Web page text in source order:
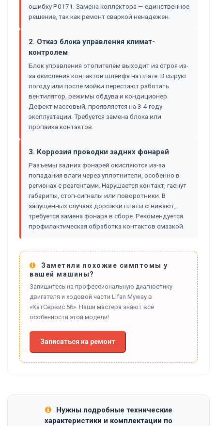
ошибку P0171. Замена коллектора — единственное
решение, так как ремонт сваркой ненадежен.
2. Отказ блока управления климат-
контролем
Блок управления отопителем выходит из строя из-
за окисления контактов шлейфа на плате. В сырую
погоду или после мойки перестают работать
вентилятор, режимы обдува и кондиционер.
Дефект массовый, проявляется на 3-4 году
эксплуатации. Требуется замена блока или
пропайка контактов.
3. Коррозия проводки задних фонарей
Разъемы задних фонарей окисляются из-за
попадания влаги через уплотнители, особенно в
регионах с реагентами. Нарушается контакт, гаснут
габариты, стоп-сигналы или поворотники. В
запущенных случаях дорожки платы сгнивают,
требуется замена фонаря в сборе. Рекомендуется
профилактическая обработка контактов смазкой.
Заметили похожие симптомы у
вашей машины?
Запишитесь на профессиональную диагностику
двигателя и ходовой части Lifan Myway в
«КатСервис 56». Наши мастера знают все
особенности этой модели!
Записаться на ремонт
Нужны подробные технические
характеристики и комплектации по